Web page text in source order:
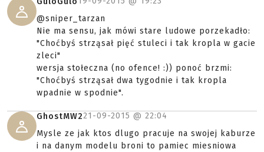
@sniper_tarzan
Nie ma sensu, jak mówi stare ludowe porzekadło:
"Choćbyś strząsał pięć stuleci i tak kropla w gacie
zleci"
wersja stołeczna (no ofence! :)) ponoć brzmi:
"Choćbyś strząsał dwa tygodnie i tak kropla
wpadnie w spodnie".
GhostMW221-09-2015 @ 22:04
Mysle ze jak ktos dlugo pracuje na swojej kaburze
i na danym modelu broni to pamiec miesniowa